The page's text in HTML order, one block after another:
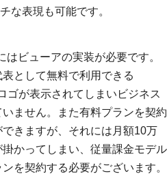
な表現も可能です。
ビューアの実装が必要です。
として無料で利用できる
ゴが表示されてしまいビジネス
ません。また有料プランを契約
きますが、それには月額10万
かってしまい、従量課金モデル
を契約する必要がございます。